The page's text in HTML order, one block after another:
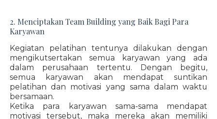
2. Menciptakan Team Building yang Baik Bagi Para
Karyawan
Kegiatan pelatihan tentunya dilakukan dengan
mengikutsertakan semua karyawan yang ada
dalam perusahaan tertentu. Dengan begitu,
semua karyawan akan mendapat suntikan
pelatihan dan motivasi yang sama dalam waktu
bersamaan.
Ketika para karyawan sama-sama mendapat
motivasi tersebut, maka mereka akan memiliki